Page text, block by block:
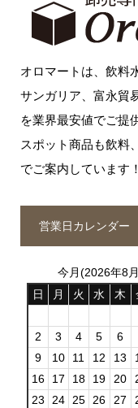
オロマートは、飲料
サンガリア、富永貿
を業界最安値でご提
スポット商品も飲料
でご案内しています！
営業日カレンダー
今月(2026年8
日
月 火 水 木
2
3 4 5 6
9
10 11 12 13
16
17 18 19 20
23
24 25 26 27